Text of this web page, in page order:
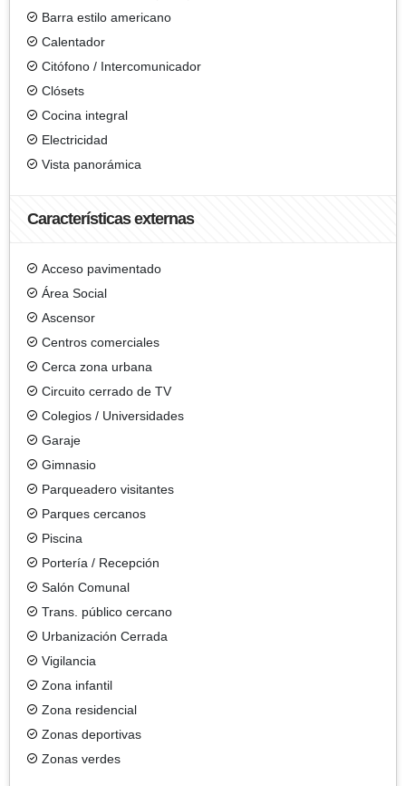
Barra estilo americano
Calentador
Citófono / Intercomunicador
Clósets
Cocina integral
Electricidad
Vista panorámica
Características externas
Acceso pavimentado
Área Social
Ascensor
Centros comerciales
Cerca zona urbana
Circuito cerrado de TV
Colegios / Universidades
Garaje
Gimnasio
Parqueadero visitantes
Parques cercanos
Piscina
Portería / Recepción
Salón Comunal
Trans. público cercano
Urbanización Cerrada
Vigilancia
Zona infantil
Zona residencial
Zonas deportivas
Zonas verdes